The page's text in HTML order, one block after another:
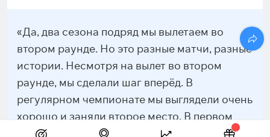
«Да, два сезона подряд мы вылетаем во
втором раунде. Но это разные матчи, разные
истории. Несмотря на вылет во втором
раунде, мы сделали шаг вперёд. В
регулярном чемпионате мы выглядели очень
хорошо и заняли второе место. В первом
раунде всухую обыграли московское